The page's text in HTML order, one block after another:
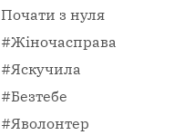
Почати з нуля
#Жіночасправа
#Яскучила
#Безтебе
#Яволонтер